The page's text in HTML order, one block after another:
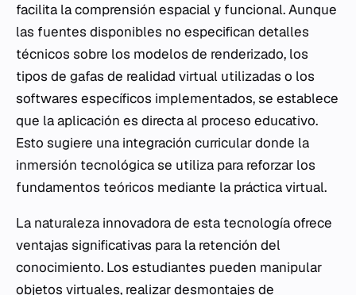
facilita la comprensión espacial y funcional. Aunque
las fuentes disponibles no especifican detalles
técnicos sobre los modelos de renderizado, los
tipos de gafas de realidad virtual utilizadas o los
softwares específicos implementados, se establece
que la aplicación es directa al proceso educativo.
Esto sugiere una integración curricular donde la
inmersión tecnológica se utiliza para reforzar los
fundamentos teóricos mediante la práctica virtual.
La naturaleza innovadora de esta tecnología ofrece
ventajas significativas para la retención del
conocimiento. Los estudiantes pueden manipular
objetos virtuales, realizar desmontajes de